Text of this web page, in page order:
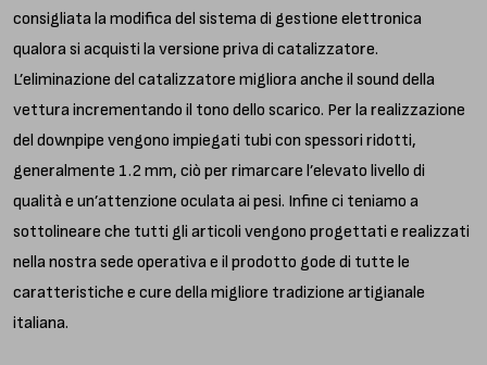
consigliata la modifica del sistema di gestione elettronica
qualora si acquisti la versione priva di catalizzatore.
L’eliminazione del catalizzatore migliora anche il sound della
vettura incrementando il tono dello scarico. Per la realizzazione
del downpipe vengono impiegati tubi con spessori ridotti,
generalmente 1.2 mm, ciò per rimarcare l’elevato livello di
qualità e un’attenzione oculata ai pesi. Infine ci teniamo a
sottolineare che tutti gli articoli vengono progettati e realizzati
nella nostra sede operativa e il prodotto gode di tutte le
caratteristiche e cure della migliore tradizione artigianale
italiana.